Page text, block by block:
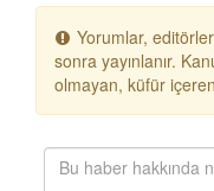
Yorumlar,
sonra yayınlanır.
olmayan, küfür